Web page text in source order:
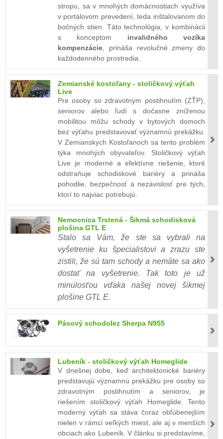
stropu, sa v mnohých domácnostiach využíva
v portálovom prevedení, teda inštalovanom do
bočných stien. Táto technológia, v kombinácii
s konceptom invalidného vozíka
kompenzácie , prináša revolučné zmeny do
každodenného prostredia.
Zemianské kostoľany - stoličkový výťah
Live
Pre osoby so zdravotným postihnutím (ZŤP),
seniorov alebo ľudí s dočasne zníženou
mobilitou môžu schody v bytových domoch
bez výťahu predstavovať významnú prekážku.
V Zemianskych Kostoľanoch sa tento problém
týka mnohých obyvateľov. Stoličkový výťah
Live je moderné a efektívne riešenie, ktoré
odstraňuje schodiskové bariéry a prináša
pohodlie, bezpečnosť a nezávislosť pre tých,
ktorí to najviac potrebujú.
Nemocnica Trstená - Šikmá schodisková
plošina GTL E
Stalo sa Vám, že ste sa vybrali na
vyšetrenie ku špecialistovi a zrazu ste
zistili, že sú tam schody a nemáte sa ako
dostať na vyšetrenie. Tak toto je už
minulosťou vďaka našej novej šikmej
plošine GTL E.
Pásový schodolez Sherpa N955
Lubeník - stoličkový výťah Homeglide
V dnešnej dobe, keď architektonické bariéry
predstavujú významnú prekážku pre osoby so
zdravotným postihnutím a seniorov, je
riešením stoličkový výťah Homeglide. Tento
moderný výťah sa stáva čoraz obľúbenejším
nielen v rámci veľkých miest, ale aj v menších
obciach ako Lubeník. V článku si predstavíme,